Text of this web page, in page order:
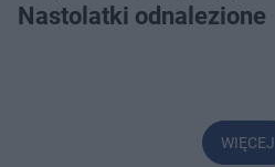
Nastolatki odnalezione
WIĘCEJ